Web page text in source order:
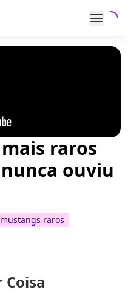
raros
ouviu
mustangs raros